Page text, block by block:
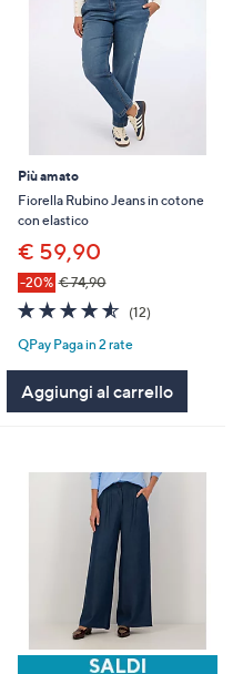
Più amato
Fiorella Rubino Jeans in cotone
con elastico
€ 59,90
-20% € 74,90
4.5
of
5
(12)12
QPay Paga in 2 rate
Aggiungi al carrello